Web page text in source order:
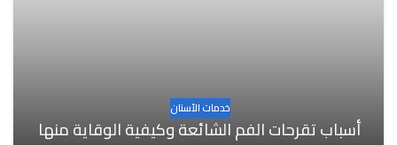
خدمات الأسنان
أسباب تقرحات الفم الشائعة وكيفية الوقاية منها